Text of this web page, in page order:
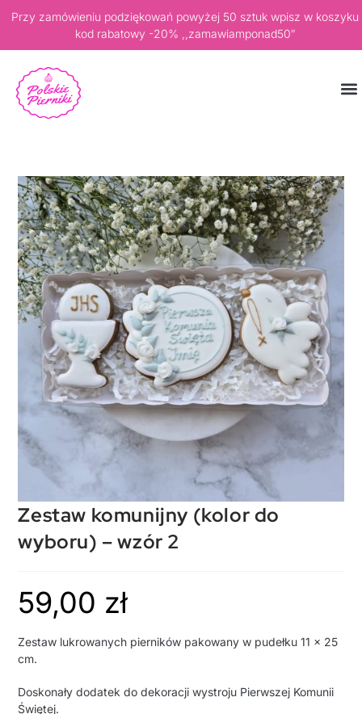
Przy zamówieniu podziękowań powyżej 50 sztuk wpisz w koszyku
kod rabatowy -20% ,,zamawiamponad50″
Zestaw komunijny (kolor do
wyboru) – wzór 2
59,00 zł
Zestaw lukrowanych pierników pakowany w pudełku 11 x 25
cm.
Doskonały dodatek do dekoracji wystroju Pierwszej Komunii
Świętej.